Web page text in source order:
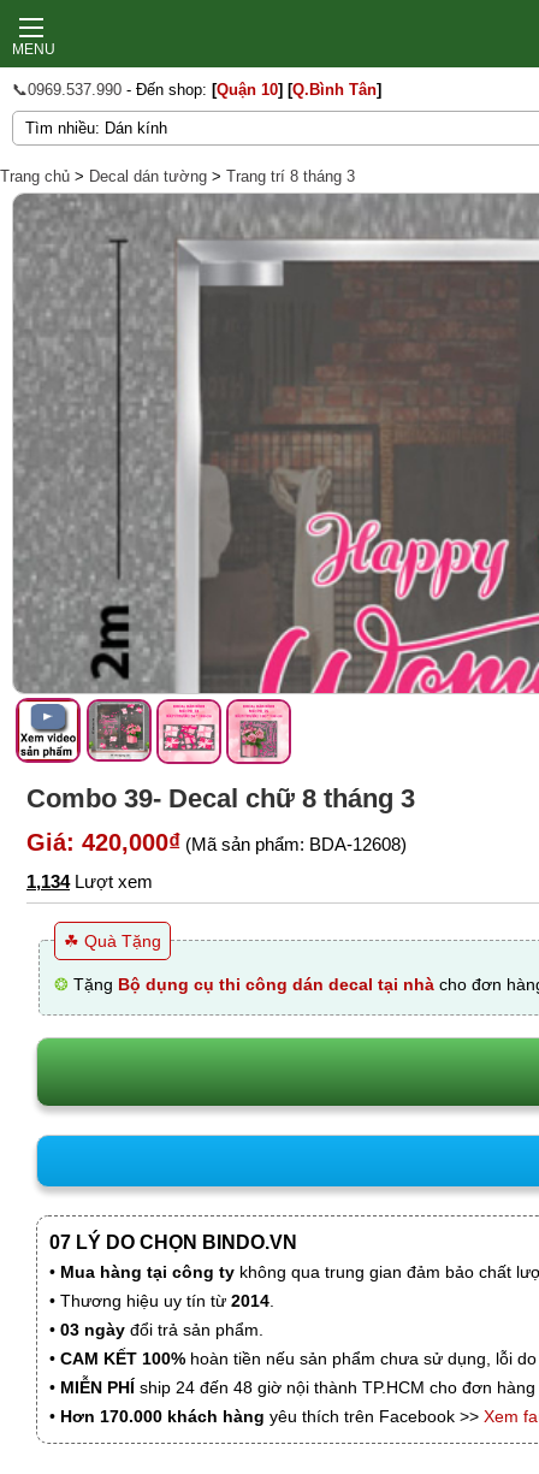
MENU
📞0969.537.990 - Đến shop: [Quận 10] [Q.Bình Tân]
Trang chủ > Decal dán tường > Trang trí 8 tháng 3
Combo 39- Decal chữ 8 tháng 3
Giá: 420,000₫ (Mã sản phẩm: BDA-12608)
1,134Lượt xem
☘ Quà Tặng
❂ Tặng Bộ dụng cụ thi công dán decal tại nhà cho đơn
07 LÝ DO CHỌN BINDO.VN
• Mua hàng tại công ty không qua trung gian đảm bảo chất
• Thương hiệu uy tín từ 2014.
• 03 ngày đổi trả sản phẩm.
• CAM KẾT 100% hoàn tiền nếu sản phẩm chưa sử dụng, lỗi
• MIỄN PHÍ ship 24 đến 48 giờ nội thành TP.HCM cho đơn
• Hơn 170.000 khách hàng yêu thích trên Facebook >> Xem